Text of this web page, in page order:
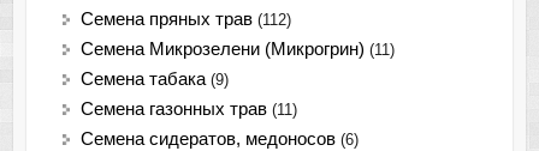
Семена пряных трав (112)
Семена Микрозелени (Микрогрин) (11)
Семена табака (9)
Семена газонных трав (11)
Семена сидератов, медоносов (6)